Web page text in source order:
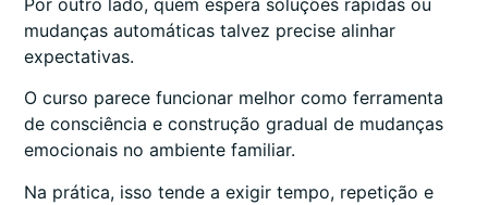
Por outro lado, quem espera soluções rápidas ou
mudanças automáticas talvez precise alinhar
expectativas.
O curso parece funcionar melhor como ferramenta
de consciência e construção gradual de mudanças
emocionais no ambiente familiar.
Na prática, isso tende a exigir tempo, repetição e